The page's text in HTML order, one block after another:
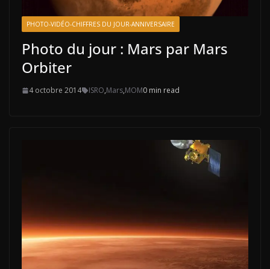
PHOTO-VIDÉO-CHIFFRES DU JOUR-ANNIVERSAIRE
Photo du jour : Mars par Mars
Orbiter
4 octobre 2014 ISRO,Mars,MOM0 min read